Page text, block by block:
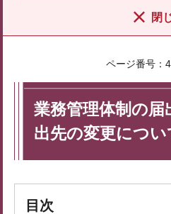
閉
ページ番号：
業務管理体制の届
出先の変更につい
目次